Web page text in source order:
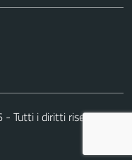
- Tutti i diritti riservati